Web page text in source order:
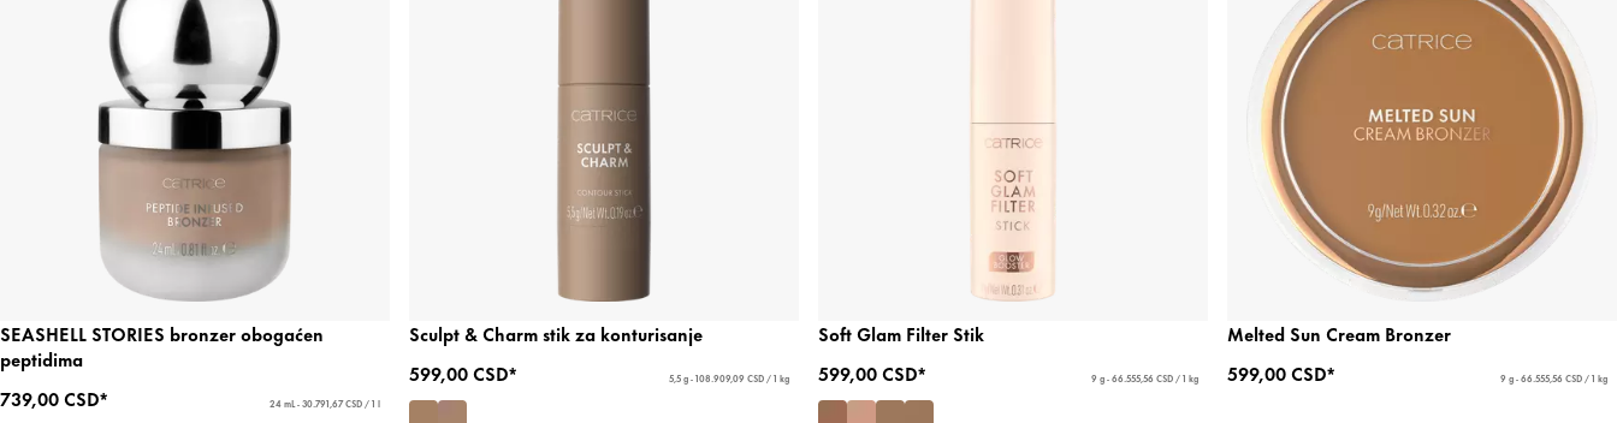
SEASHELL STORIES bronzer obogaćen
peptidima
739,00 CSD*
24 mL - 30.791,67 CSD / 1 l
Sculpt & Charm stik za konturisanje
599,00 CSD*
5,5 g - 108.909,09 CSD / 1 kg
Soft Glam Filter Stik
599,00 CSD*
9 g - 66.555,56 CSD / 1 kg
Melted Sun Cream Bronzer
599,00 CSD*
9 g - 66.555,56 CSD / 1 kg